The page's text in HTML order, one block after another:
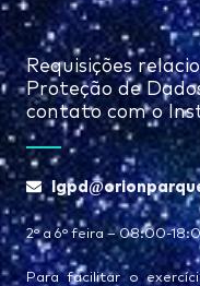
Requisições
Proteção de
contato com o
2° a 6° feira – 08:00-
Para facilitar o